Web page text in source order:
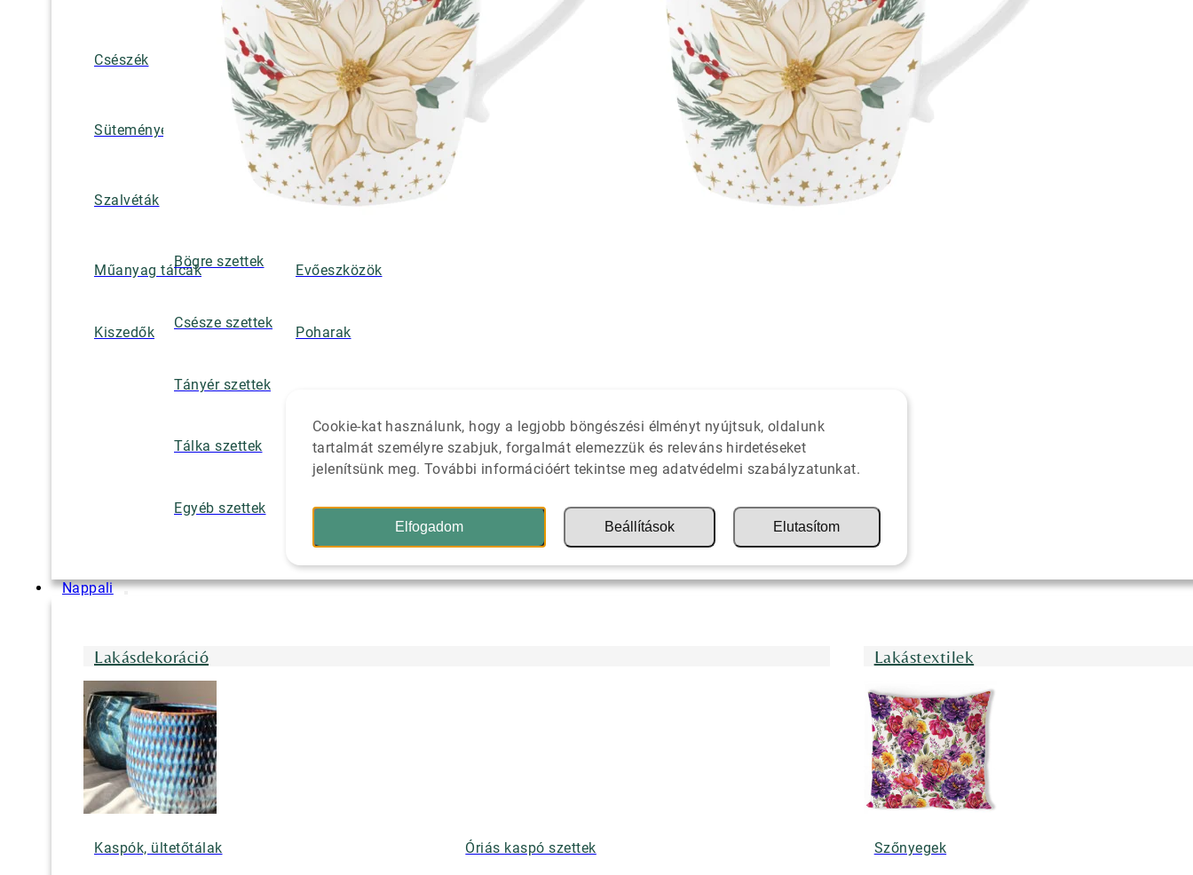
Csészék
Teáskannák, kancsók,
tejkiöntők, cukortartók
Süteményes és tortatálak Pohár / tányéralátétek
Szalvéták
Szalvétatartók, só- és
borsszórók
Műanyag tálcák Evőeszközök
Kiszedők Poharak
Bögre szettek
Csésze szettek
Tányér szettek
Tálka szettek
Egyéb szettek
Nappali
Lakásdekoráció
Kaspók, ültetőtálak Óriás kaspó szettek
Lakástextilek
Szőnyegek
Cookie-kat használunk, hogy a legjobb böngészési élményt nyújtsuk, oldalunk
tartalmát személyre szabjuk, forgalmát elemezzük és releváns hirdetéseket
jelenítsünk meg. További információért tekintse meg adatvédelmi szabályzatunkat.
Elfogadom Beállítások Elutasítom